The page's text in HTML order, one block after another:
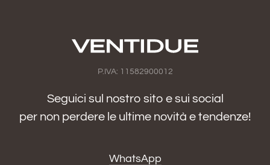
P.IVA: 11582900012
Seguici sul nostro sito e sui social
per non perdere le ultime novità e tendenze!
WhatsApp